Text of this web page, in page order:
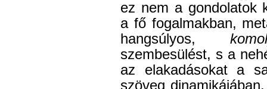
ez nem a gondolatok
a fő fogalmakban,
hangsúlyos,
szembesülést, s a
az elakadásokat a
szöveg